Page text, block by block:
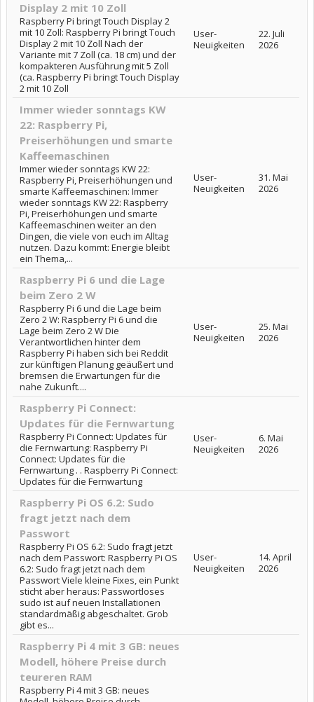
Display 2 mit 10 Zoll
Raspberry Pi bringt Touch Display 2
mit 10 Zoll: Raspberry Pi bringt Touch
Display 2 mit 10 Zoll Nach der
Variante mit 7 Zoll (ca. 18 cm) und der
kompakteren Ausführung mit 5 Zoll
(ca. Raspberry Pi bringt Touch Display
2 mit 10 Zoll
User-
Neuigkeiten
22. Juli
2026
Immer wieder sonntags KW
22: Raspberry Pi,
Preiserhöhungen und smarte
Kaffeemaschinen
Immer wieder sonntags KW 22:
Raspberry Pi, Preiserhöhungen und
smarte Kaffeemaschinen: Immer
wieder sonntags KW 22: Raspberry
Pi, Preiserhöhungen und smarte
Kaffeemaschinen weiter an den
Dingen, die viele von euch im Alltag
nutzen. Dazu kommt: Energie bleibt
ein Thema,...
User-
Neuigkeiten
31. Mai
2026
Raspberry Pi 6 und die Lage
beim Zero 2 W
Raspberry Pi 6 und die Lage beim
Zero 2 W: Raspberry Pi 6 und die
Lage beim Zero 2 W Die
Verantwortlichen hinter dem
Raspberry Pi haben sich bei Reddit
zur künftigen Planung geäußert und
bremsen die Erwartungen für die
nahe Zukunft....
User-
Neuigkeiten
25. Mai
2026
Raspberry Pi Connect:
Updates für die Fernwartung
Raspberry Pi Connect: Updates für
die Fernwartung: Raspberry Pi
Connect: Updates für die
Fernwartung . . Raspberry Pi Connect:
Updates für die Fernwartung
User-
Neuigkeiten
6. Mai
2026
Raspberry Pi OS 6.2: Sudo
fragt jetzt nach dem
Passwort
Raspberry Pi OS 6.2: Sudo fragt jetzt
nach dem Passwort: Raspberry Pi OS
6.2: Sudo fragt jetzt nach dem
Passwort Viele kleine Fixes, ein Punkt
sticht aber heraus: Passwortloses
sudo ist auf neuen Installationen
standardmäßig abgeschaltet. Grob
gibt es...
User-
Neuigkeiten
14. April
2026
Raspberry Pi 4 mit 3 GB: neues
Modell, höhere Preise durch
teureren RAM
Raspberry Pi 4 mit 3 GB: neues